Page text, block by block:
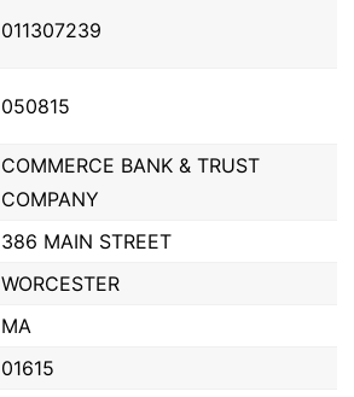
011307239
050815
COMMERCE BANK & TRUST
COMPANY
386 MAIN STREET
WORCESTER
MA
01615